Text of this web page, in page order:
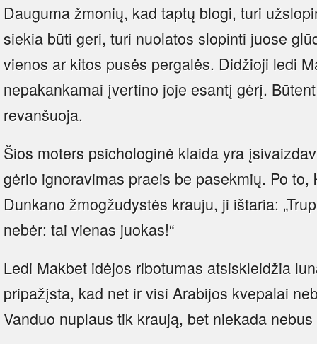
Dauguma žmonių, kad taptų blogi, turi
siekia būti geri, turi nuolatos slopinti juose
vienos ar kitos pusės pergalės. Didžioji ledi
nepakankamai įvertino joje esantį gėrį.
revanšuoja.
Šios moters psichologinė klaida yra
gėrio ignoravimas praeis be pasekmių. Po
Dunkano žmogžudystės krauju, ji ištaria:
nebėr: tai vienas juokas!“
Ledi Makbet idėjos ribotumas atsiskleidžia
pripažįsta, kad net ir visi Arabijos kvepalai
Vanduo nuplaus tik kraują, bet niekada